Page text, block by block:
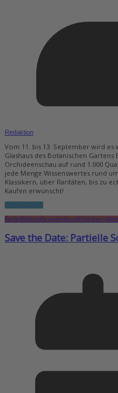
Redaktion
Vom 11. bis 13. September wird
Glashaus des Botanischen
Orchideenschau auf rund 1.000
jede Menge Wissenswertes rund
Klassikern, über Raritäten, bis zu
Kaufen erwünscht!
BerlinBildungBrandenburgPotsdam-
Save the Date: Partielle